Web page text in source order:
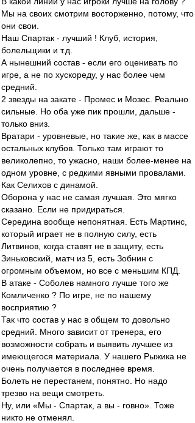
Мы на своих смотрим восторженно, потому, что
они свои.
Наш Спартак - лучший ! Клуб, история,
болельщики и т.д.
А нынешний состав - если его оценивать по
игре, а не по хускореду, у нас более чем
средний.
2 звезды на закате - Промес и Мозес. Реально
сильные. Но оба уже пик прошли, дальше -
только вниз.
Вратари - уровневые, но такие же, как в массе
остальных клубов. Только там играют то
великолепно, то ужасно, наши более-менее на
одном уровне, с редкими явными провалами.
Как Селихов с динамой.
Оборона у нас не самая лучшая. Это мягко
сказано. Если не придираться.
Середина вообще непонятная. Есть Мартинс,
который играет не в полную силу, есть
Литвинов, когда ставят не в защиту, есть
Зиньковский, матч из 5, есть Зобнин с
огромным объемом, но все с меньшим КПД.
В атаке - Соболев намного лучше того же
Комличенко ? По игре, не по нашему
восприятию ?
Так что состав у нас в общем то довольно
средний. Много зависит от тренера, его
возможности собрать и выявить лучшее из
имеющегося материала. У нашего Рыжика не
очень получается в последнее время.
Болеть не перестанем, понятно. Но надо
трезво на вещи смотреть.
Ну, или «Мы - Спартак, а вы - говно». Тоже
никто не отменял.